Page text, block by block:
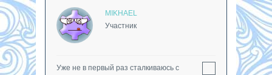
MIKHAEL
Участник
Уже не в первый раз сталкиваюсь с